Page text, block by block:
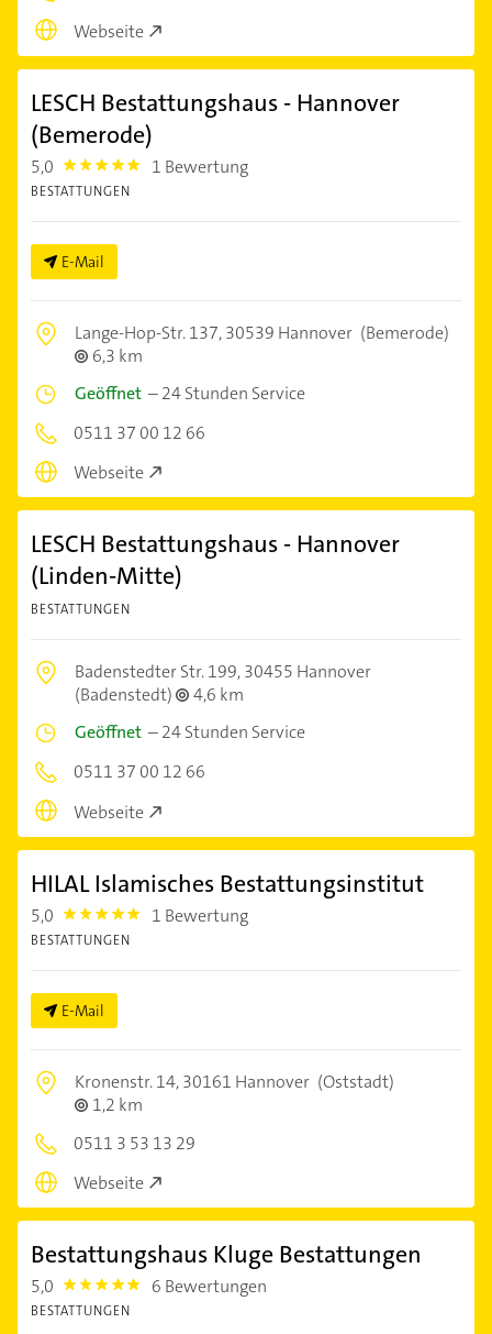
Webseite
LESCH Bestattungshaus - Hannover
(Bemerode)
5,0 5.0 1 Bewertung
BESTATTUNGEN
E-Mail
Lange-Hop-Str. 137,30539 Hannover (Bemerode)
6,3 km
Geöffnet –24 Stunden Service
0511 37 00 12 66
Webseite
LESCH Bestattungshaus - Hannover
(Linden-Mitte)
BESTATTUNGEN
Badenstedter Str. 199,30455 Hannover
(Badenstedt)
4,6 km
Geöffnet –24 Stunden Service
0511 37 00 12 66
Webseite
HILAL Islamisches Bestattungsinstitut
5,0 5.0 1 Bewertung
BESTATTUNGEN
E-Mail
Kronenstr. 14,30161 Hannover (Oststadt)
1,2 km
0511 3 53 13 29
Webseite
Bestattungshaus Kluge Bestattungen
5,0 5.0 6 Bewertungen
BESTATTUNGEN